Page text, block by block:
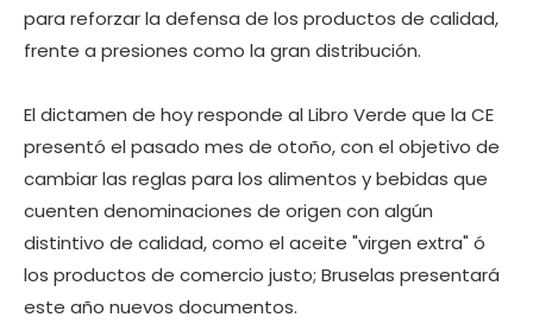
para reforzar la defensa de los productos de calidad,
frente a presiones como la gran distribución.
El dictamen de hoy responde al Libro Verde que la CE
presentó el pasado mes de otoño, con el objetivo de
cambiar las reglas para los alimentos y bebidas que
cuenten denominaciones de origen con algún
distintivo de calidad, como el aceite "virgen extra" ó
los productos de comercio justo; Bruselas presentará
este año nuevos documentos.